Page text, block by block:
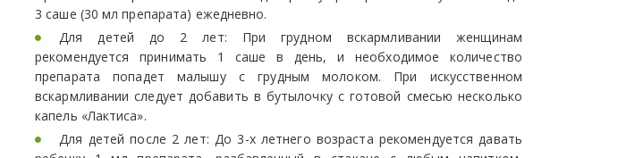
3 саше (30 мл препарата) ежедневно.
Для детей до 2 лет: При грудном вскармливании женщинам
рекомендуется принимать 1 саше в день, и необходимое количество
препарата попадет малышу с грудным молоком. При искусственном
вскармливании следует добавить в бутылочку с готовой смесью несколько
капель «Лактиса».
Для детей после 2 лет: До 3-х летнего возраста рекомендуется давать